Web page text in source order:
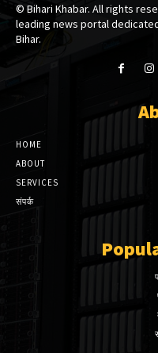
© Bihari Khabar. All rights
leading news portal
Bihar.
HOME
ABOUT
SERVICES
संपर्क